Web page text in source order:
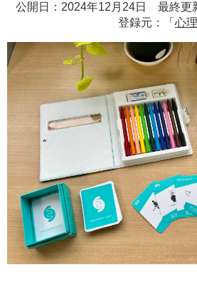
公開日：2024年12月24日 最終更
登録元：「 心